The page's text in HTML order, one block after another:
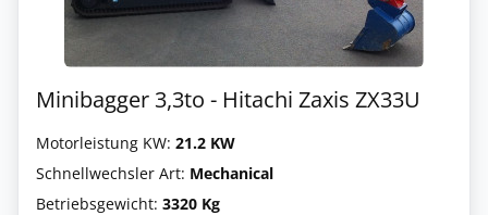
Minibagger 3,3to - Hitachi Zaxis ZX33U
Motorleistung KW: 21.2 KW
Schnellwechsler Art: Mechanical
Betriebsgewicht: 3320 Kg